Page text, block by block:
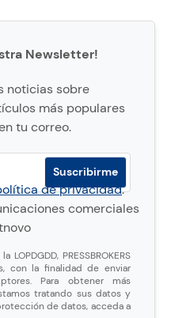
Newsletter!
noticias sobre
más populares
tu correo.
de privacidad.
comerciales
PRESSBROKERS
con la finalidad de enviar
Para obtener más
tratando sus datos y
de datos, acceda a